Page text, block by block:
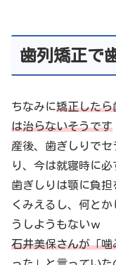
歯列矯正で
ちなみに矯正したら
は治らないそうです
産後、歯ぎしりで
り、今は就寝時に必
歯ぎしりは顎に負
くみえるし、何と
うしようもないｗ
石井美保さんが「